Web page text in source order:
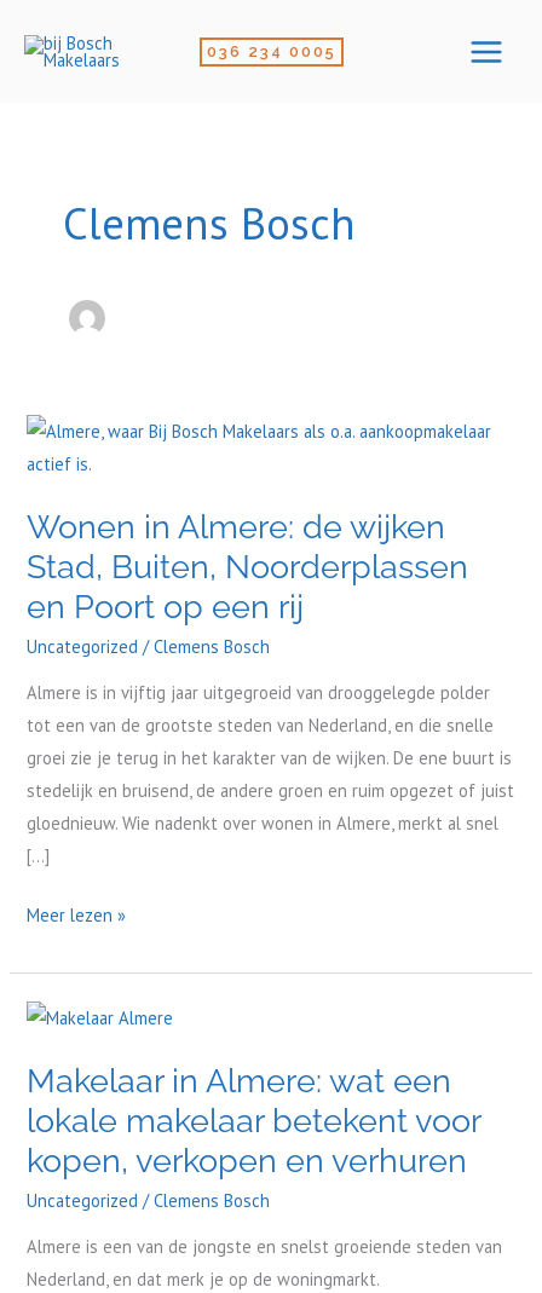
naar
036 234 0005
Clemens Bosch
Wonen in Almere: de wijken
Stad, Buiten, Noorderplassen
en Poort op een rij
Uncategorized /Clemens Bosch
Almere is in vijftig jaar uitgegroeid van drooggelegde polder
tot een van de grootste steden van Nederland, en die snelle
groei zie je terug in het karakter van de wijken. De ene buurt is
stedelijk en bruisend, de andere groen en ruim opgezet of juist
gloednieuw. Wie nadenkt over wonen in Almere, merkt al snel
[…]
Wonen
in
de
wijken
Noorderplassen
en
Poort
op
een
rij
Meer lezen »
Makelaar in Almere: wat een
lokale makelaar betekent voor
kopen, verkopen en verhuren
Uncategorized /Clemens Bosch
Almere is een van de jongste en snelst groeiende steden van
Nederland, en dat merk je op de woningmarkt.
Makelaar
Almere:
wat
een
lokale
makelaar
betekent
voor